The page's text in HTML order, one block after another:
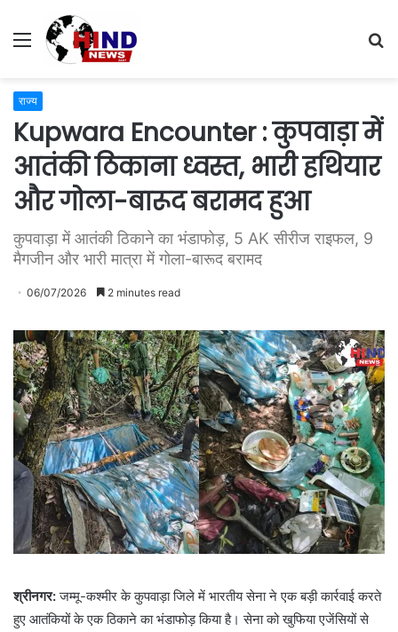
Menu
राज्य
Kupwara Encounter : कुपवाड़ा में
आतंकी ठिकाना ध्वस्त, भारी हथियार
और गोला-बारूद बरामद हुआ
कुपवाड़ा में आतंकी ठिकाने का भंडाफोड़, 5 AK सीरीज राइफल, 9
मैगजीन और भारी मात्रा में गोला-बारूद बरामद
06/07/2026 2 minutes read
श्रीनगर:जम्मू-कश्मीर के कुपवाड़ा जिले में भारतीय सेना ने एक बड़ी कार्रवाई करते
हुए आतंकियों के एक ठिकाने का भंडाफोड़ किया है। सेना को खुफिया एजेंसियों से